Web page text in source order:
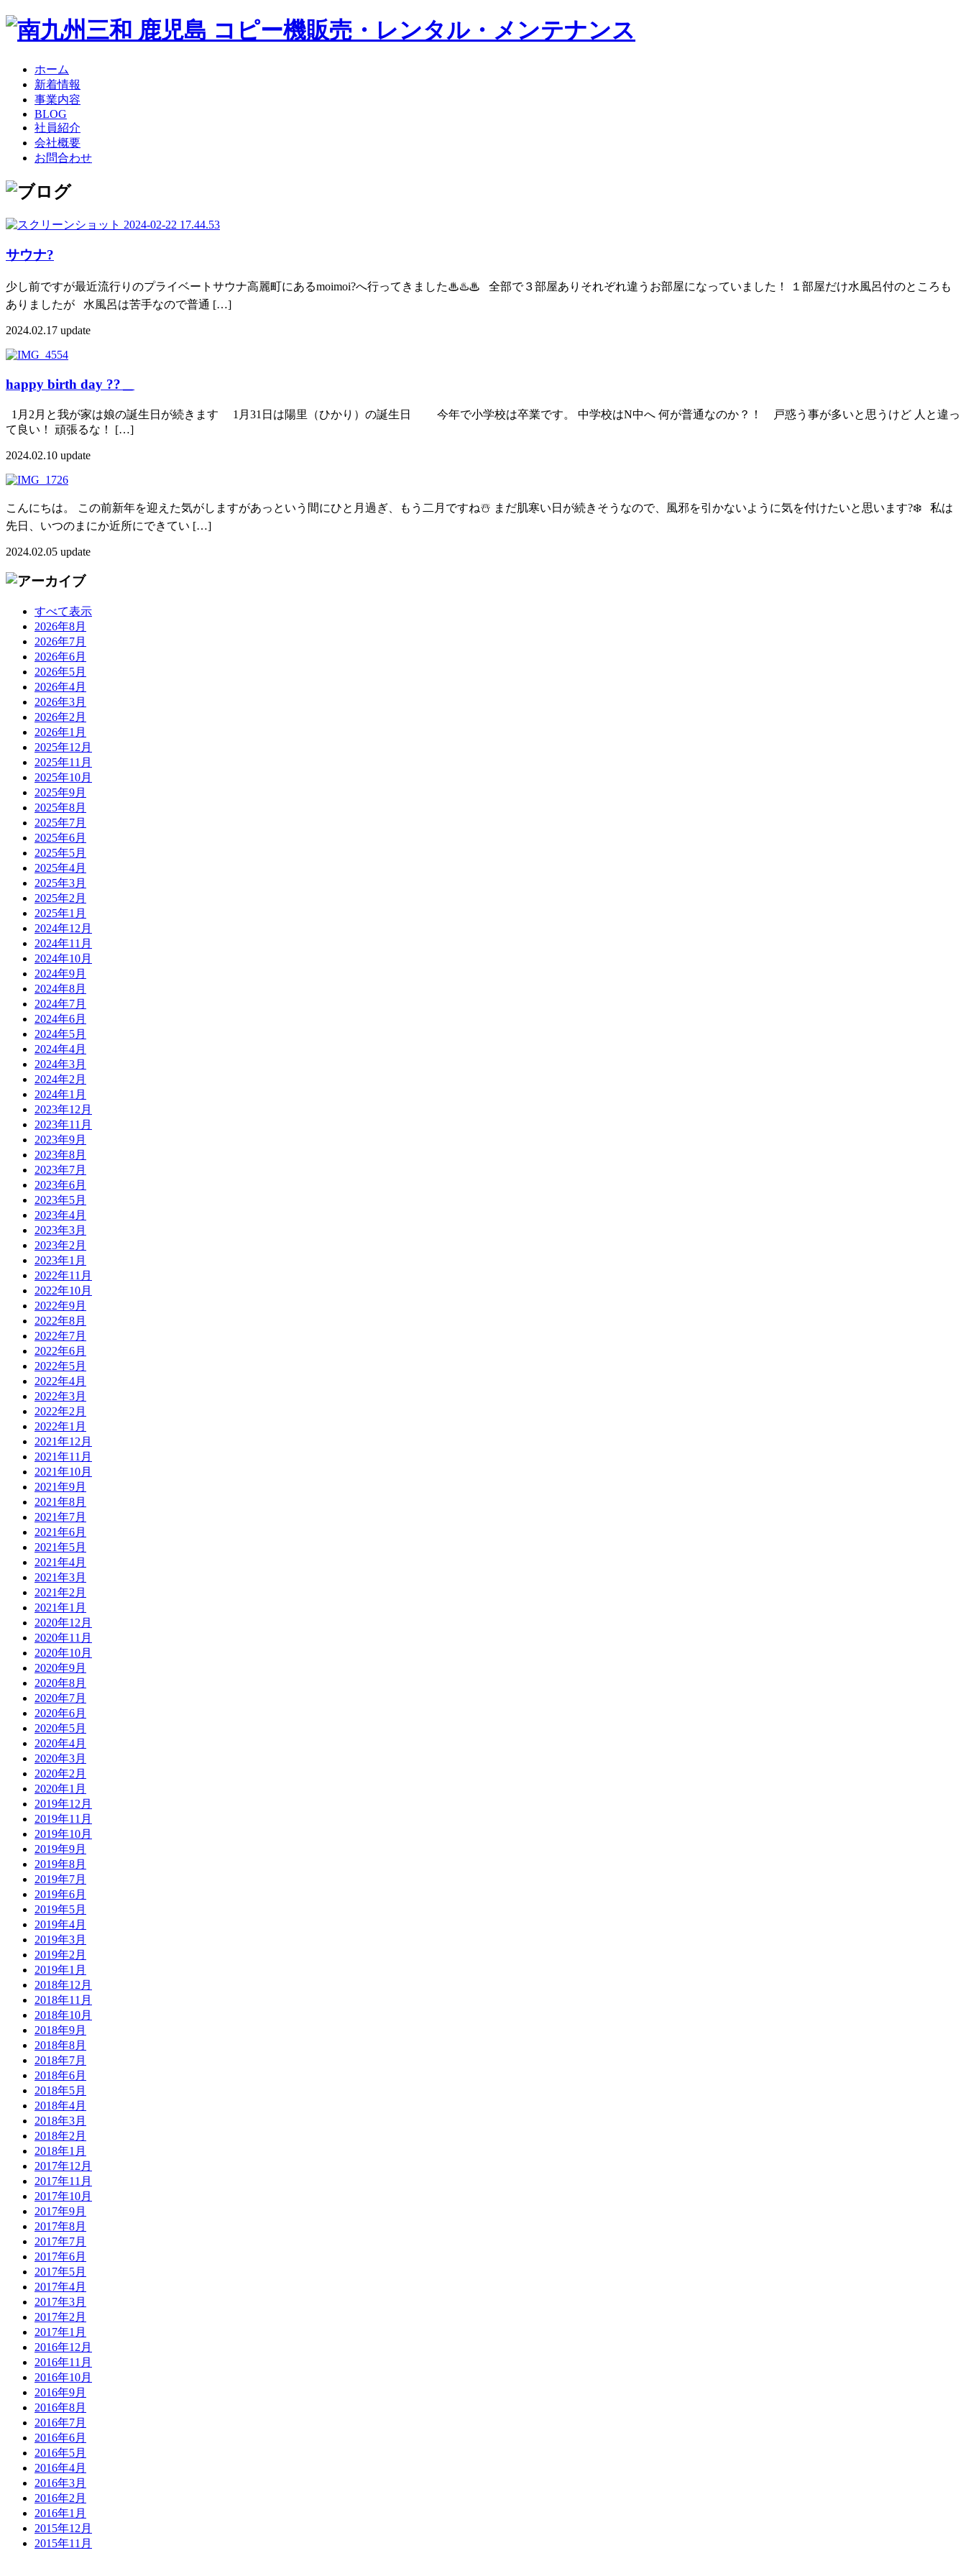
ホーム
新着情報
事業内容
BLOG
社員紹介
会社概要
お問合わせ
サウナ?
少し前ですが最近流行りのプライベートサウナ高麗町にあるmoimoi?へ行ってきました♨♨️♨ 全部で３部屋ありそれぞれ違うお部屋になっていました！ １部屋だけ水風呂付のところも
ありましたが 水風呂は苦手なので普通 […]
2024.02.17 update
happy birth day ??＿
1月2月と我が家は娘の誕生日が続きます 1月31日は陽里（ひかり）の誕生日 今年で小学校は卒業です。 中学校はN中へ 何が普通なのか？！ 戸惑う事が多いと思うけど 人と違っ
て良い！ 頑張るな！ […]
2024.02.10 update
こんにちは。 この前新年を迎えた気がしますがあっという間にひと月過ぎ、もう二月ですね☃️ まだ肌寒い日が続きそうなので、風邪を引かないように気を付けたいと思います?❄️ 私は
先日、いつのまにか近所にできてい […]
2024.02.05 update
すべて表示
2026年8月
2026年7月
2026年6月
2026年5月
2026年4月
2026年3月
2026年2月
2026年1月
2025年12月
2025年11月
2025年10月
2025年9月
2025年8月
2025年7月
2025年6月
2025年5月
2025年4月
2025年3月
2025年2月
2025年1月
2024年12月
2024年11月
2024年10月
2024年9月
2024年8月
2024年7月
2024年6月
2024年5月
2024年4月
2024年3月
2024年2月
2024年1月
2023年12月
2023年11月
2023年9月
2023年8月
2023年7月
2023年6月
2023年5月
2023年4月
2023年3月
2023年2月
2023年1月
2022年11月
2022年10月
2022年9月
2022年8月
2022年7月
2022年6月
2022年5月
2022年4月
2022年3月
2022年2月
2022年1月
2021年12月
2021年11月
2021年10月
2021年9月
2021年8月
2021年7月
2021年6月
2021年5月
2021年4月
2021年3月
2021年2月
2021年1月
2020年12月
2020年11月
2020年10月
2020年9月
2020年8月
2020年7月
2020年6月
2020年5月
2020年4月
2020年3月
2020年2月
2020年1月
2019年12月
2019年11月
2019年10月
2019年9月
2019年8月
2019年7月
2019年6月
2019年5月
2019年4月
2019年3月
2019年2月
2019年1月
2018年12月
2018年11月
2018年10月
2018年9月
2018年8月
2018年7月
2018年6月
2018年5月
2018年4月
2018年3月
2018年2月
2018年1月
2017年12月
2017年11月
2017年10月
2017年9月
2017年8月
2017年7月
2017年6月
2017年5月
2017年4月
2017年3月
2017年2月
2017年1月
2016年12月
2016年11月
2016年10月
2016年9月
2016年8月
2016年7月
2016年6月
2016年5月
2016年4月
2016年3月
2016年2月
2016年1月
2015年12月
2015年11月